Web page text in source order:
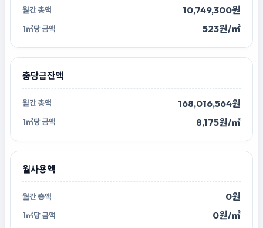
10,749,300원
523원/㎡
충당금잔액
168,016,564원
8,175원/㎡
월사용액
0원
0원/㎡